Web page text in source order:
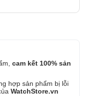
cam kết 100% sản
hợp sản phẩm bị lỗi
WatchStore.vn